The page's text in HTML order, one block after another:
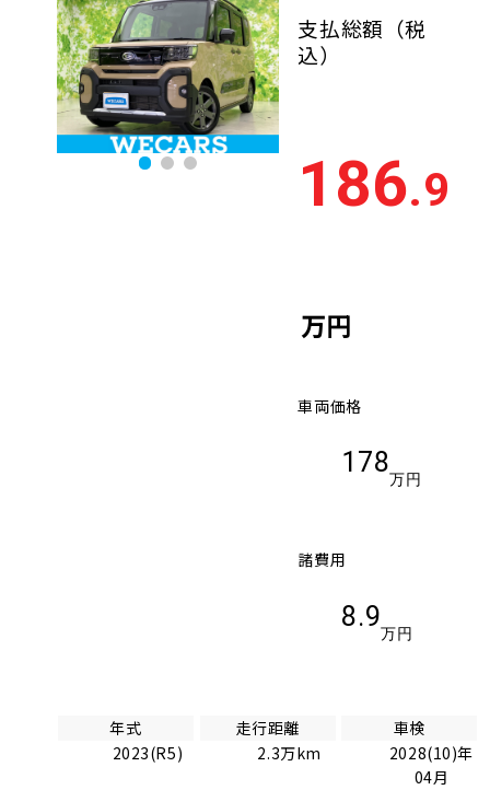
支払総額 （税
込）
186.9
万円
車両価格
178
万円
諸費用
8.9
万円
年式
2023(R5)
走行距離
2.3万km
車検
2028(10)年
04月